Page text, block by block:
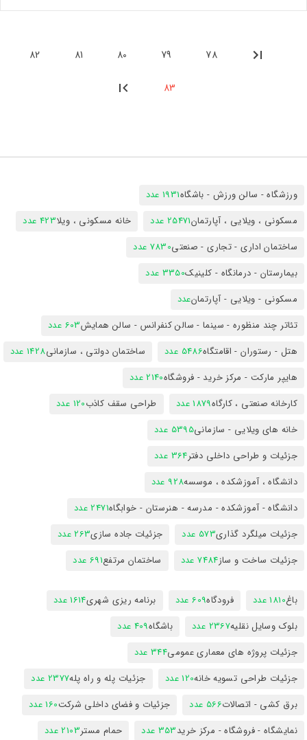
78
79
80
81
82
83
ورزشگاه - سالن ورزش - باشگاه1931 عدد
مسکونی ، ویلایی ، آپارتمان25471 عدد خانه مسکونی ، ویلا423 عدد
ساختمان اداری - تجاری - صنعتی7830 عدد
بیمارستان - درمانگاه - کلینیک3350 عدد
مسکونی - ویلایی - آپارتمانعدد
تئاتر چند منظوره - سینما - سالن کنفرانس - سالن همایش603 عدد
هتل - رستوران - اقامتگاه5486 عدد ساختمان دولتی ، سازمانی1428 عدد
هایپر مارکت - مرکز خرید - فروشگاه2140 عدد
کارخانه صنعتی ، کارگاه1879 عدد طراحی سقف کاذب120 عدد
خانه های ویلایی - سازمانی5395 عدد
جزئیات و طراحی داخلی دفتر364 عدد
دانشگاه ، آموزشکده ، موسسه928 عدد
دانشگاه - آموزشکده - مدرسه - هنرستان - خوابگاه2471 عدد
جزئیات میلگرد گذاری573 عدد جزئیات جاده سازی263 عدد
جزئیات ساخت و ساز7484 عدد ساختمان مرتفع691 عدد
باغ1810 عدد فرودگاه609 عدد برنامه ریزی شهری1614 عدد
بلوک وسایل نقلیه2367 عدد باشگاه409 عدد
جزئیات پروژه های معماری عمومی344 عدد
جزئیات طراحی تسویه خانه120 عدد جزئیات پله و راه پله2377 عدد
برق کشی - اتصالات566 عدد جزئیات و فضای داخلی شرکت160 عدد
نمایشگاه - فروشگاه - مرکز خرید353 عدد حمام مستر2103 عدد